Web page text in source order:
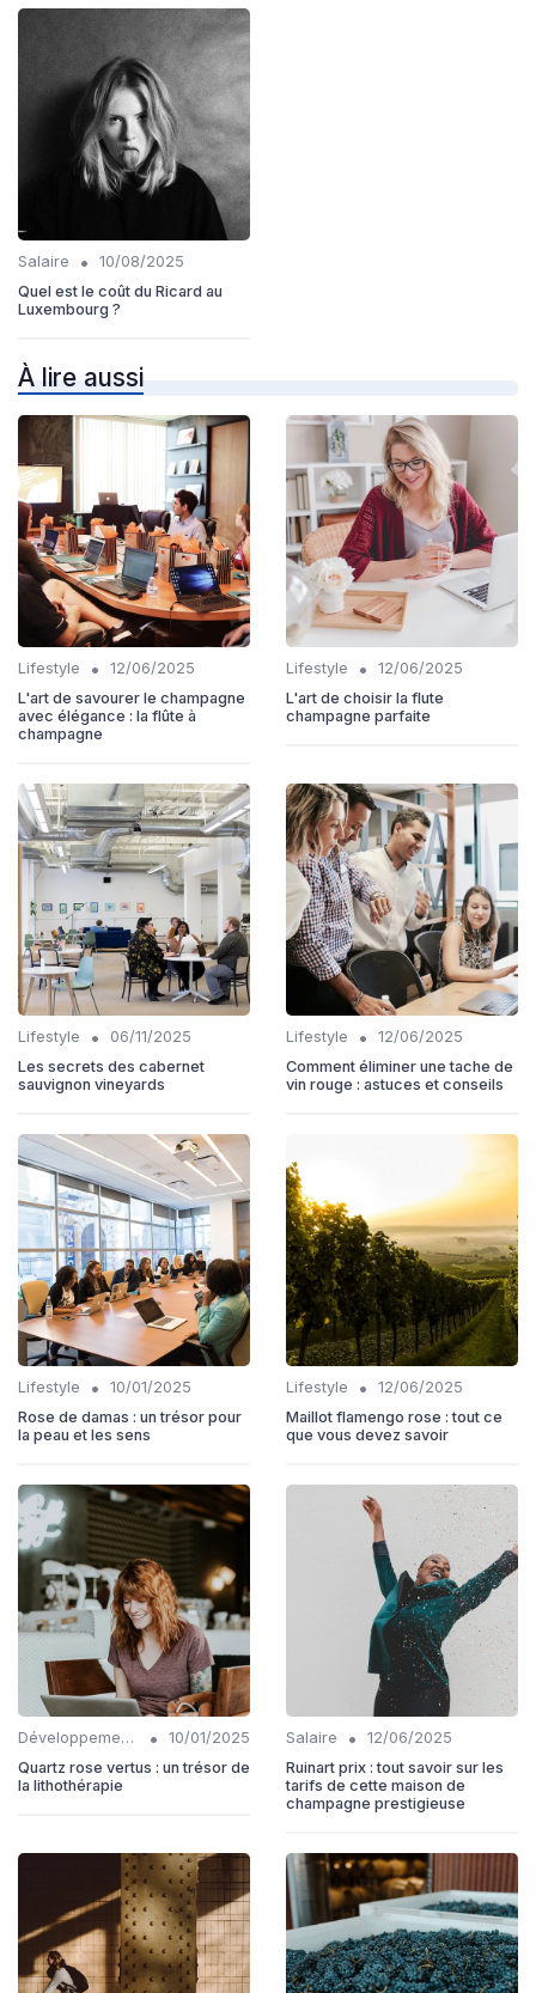
Salaire •
10/08/2025
Quel est le coût du Ricard au
Luxembourg ?
À lire aussi
Lifestyle •
12/06/2025
L'art de savourer le champagne
avec élégance : la flûte à
champagne
Lifestyle •
12/06/2025
L'art de choisir la flute
champagne parfaite
Lifestyle •
06/11/2025
Les secrets des cabernet
sauvignon vineyards
Lifestyle •
12/06/2025
Comment éliminer une tache de
vin rouge : astuces et conseils
Lifestyle •
10/01/2025
Rose de damas : un trésor pour
la peau et les sens
Lifestyle •
12/06/2025
Maillot flamengo rose : tout ce
que vous devez savoir
Développement personnel •
10/01/2025
Quartz rose vertus : un trésor de
la lithothérapie
Salaire •
12/06/2025
Ruinart prix : tout savoir sur les
tarifs de cette maison de
champagne prestigieuse